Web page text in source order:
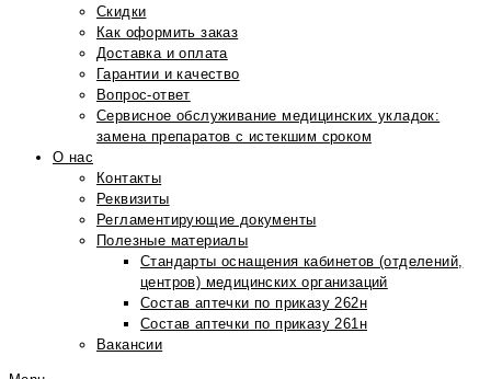
Скидки
Как оформить заказ
Доставка и оплата
Гарантии и качество
Вопрос-ответ
Сервисное обслуживание медицинских укладок:
замена препаратов с истекшим сроком
О нас
Контакты
Реквизиты
Регламентирующие документы
Полезные материалы
Стандарты оснащения кабинетов (отделений,
центров) медицинских организаций
Состав аптечки по приказу 262н
Состав аптечки по приказу 261н
Вакансии